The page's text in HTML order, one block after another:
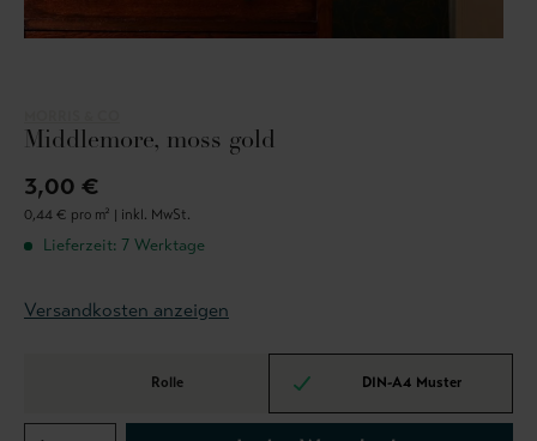
Middlemore, moss gold
3,00 €
0,44 € pro m² | inkl. MwSt.
Lieferzeit: 7 Werktage
Versandkosten anzeigen
Rolle DIN-A4 Muster